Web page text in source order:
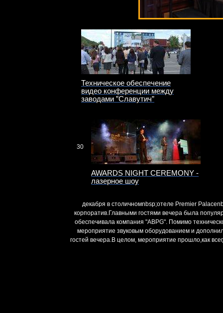
Техническое обеспечение
видео конференции между
заводами ”Славутич”
AWARDS NIGHT CEREMONY -
лазерное шоу
30
декабря в столичномnbsp;отеле Premier
корпоратив.Главными гостями вечера была
обеспечивала компания "ABPG". Помимо
мероприятие звуковым оборудованием и
гостей вечера.В целом, мероприятие прошло,как